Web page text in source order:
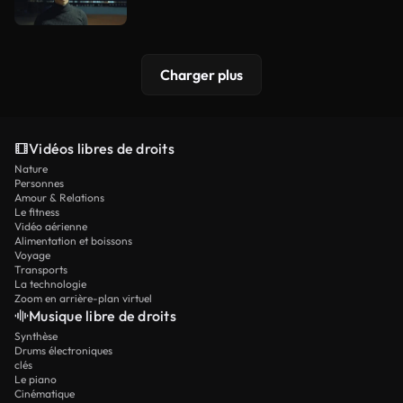
Charger plus
Vidéos libres de droits
Nature
Personnes
Amour & Relations
Le fitness
Vidéo aérienne
Alimentation et boissons
Voyage
Transports
La technologie
Zoom en arrière-plan virtuel
Musique libre de droits
Synthèse
Drums électroniques
clés
Le piano
Cinématique